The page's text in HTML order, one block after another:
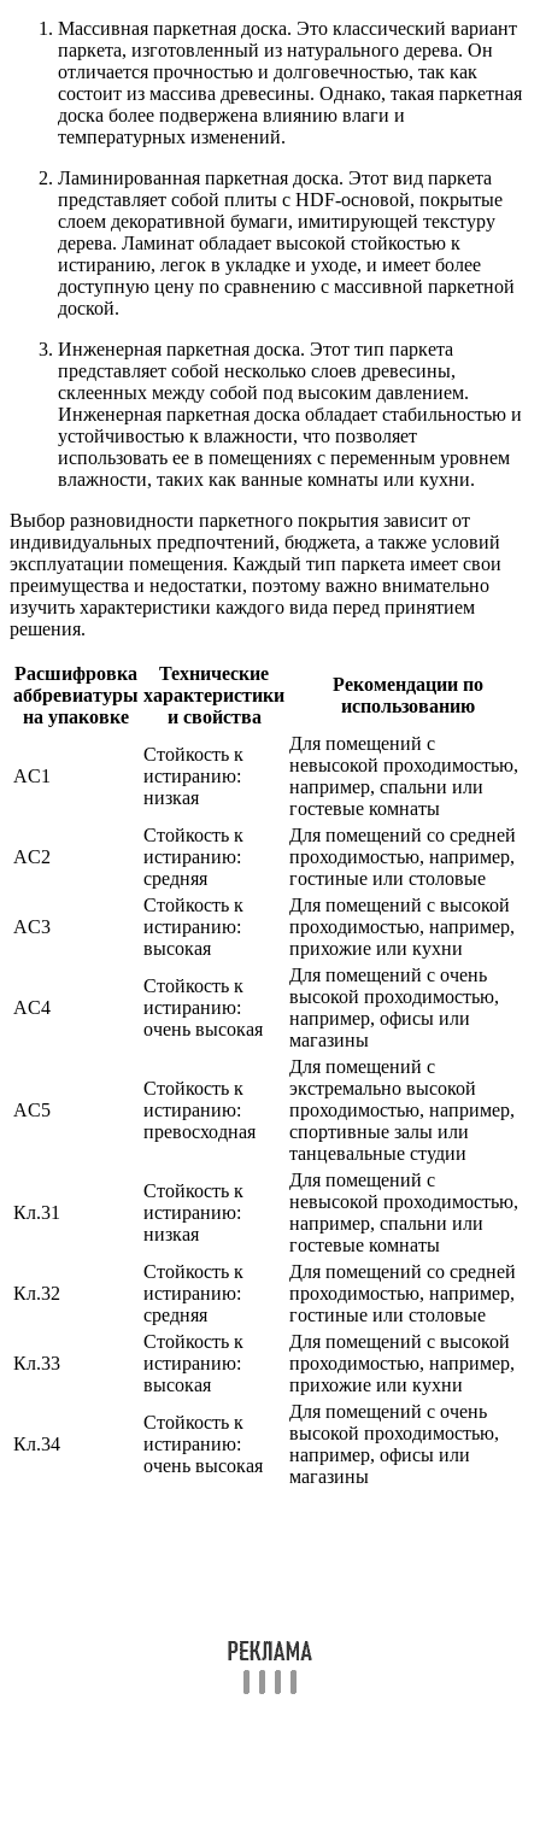
Массивная паркетная доска. Это классический вариант
паркета, изготовленный из натурального дерева. Он
отличается прочностью и долговечностью, так как
состоит из массива древесины. Однако, такая паркетная
доска более подвержена влиянию влаги и
температурных изменений.
Ламинированная паркетная доска. Этот вид паркета
представляет собой плиты с HDF-основой, покрытые
слоем декоративной бумаги, имитирующей текстуру
дерева. Ламинат обладает высокой стойкостью к
истиранию, легок в укладке и уходе, и имеет более
доступную цену по сравнению с массивной паркетной
доской.
Инженерная паркетная доска. Этот тип паркета
представляет собой несколько слоев древесины,
склеенных между собой под высоким давлением.
Инженерная паркетная доска обладает стабильностью и
устойчивостью к влажности, что позволяет
использовать ее в помещениях с переменным уровнем
влажности, таких как ванные комнаты или кухни.
Выбор разновидности паркетного покрытия зависит от
индивидуальных предпочтений, бюджета, а также условий
эксплуатации помещения. Каждый тип паркета имеет свои
преимущества и недостатки, поэтому важно внимательно
изучить характеристики каждого вида перед принятием
решения.
Расшифровка
аббревиатуры
на упаковке
Технические
характеристики
и свойства
Рекомендации по
использованию
AC1
Стойкость к
истиранию:
низкая
Для помещений с
невысокой проходимостью,
например, спальни или
гостевые комнаты
AC2
Стойкость к
истиранию:
средняя
Для помещений со средней
проходимостью, например,
гостиные или столовые
AC3
Стойкость к
истиранию:
высокая
Для помещений с высокой
проходимостью, например,
прихожие или кухни
AC4
Стойкость к
истиранию:
очень высокая
Для помещений с очень
высокой проходимостью,
например, офисы или
магазины
AC5
Стойкость к
истиранию:
превосходная
Для помещений с
экстремально высокой
проходимостью, например,
спортивные залы или
танцевальные студии
Кл.31
Стойкость к
истиранию:
низкая
Для помещений с
невысокой проходимостью,
например, спальни или
гостевые комнаты
Кл.32
Стойкость к
истиранию:
средняя
Для помещений со средней
проходимостью, например,
гостиные или столовые
Кл.33
Стойкость к
истиранию:
высокая
Для помещений с высокой
проходимостью, например,
прихожие или кухни
Кл.34
Стойкость к
истиранию:
очень высокая
Для помещений с очень
высокой проходимостью,
например, офисы или
магазины